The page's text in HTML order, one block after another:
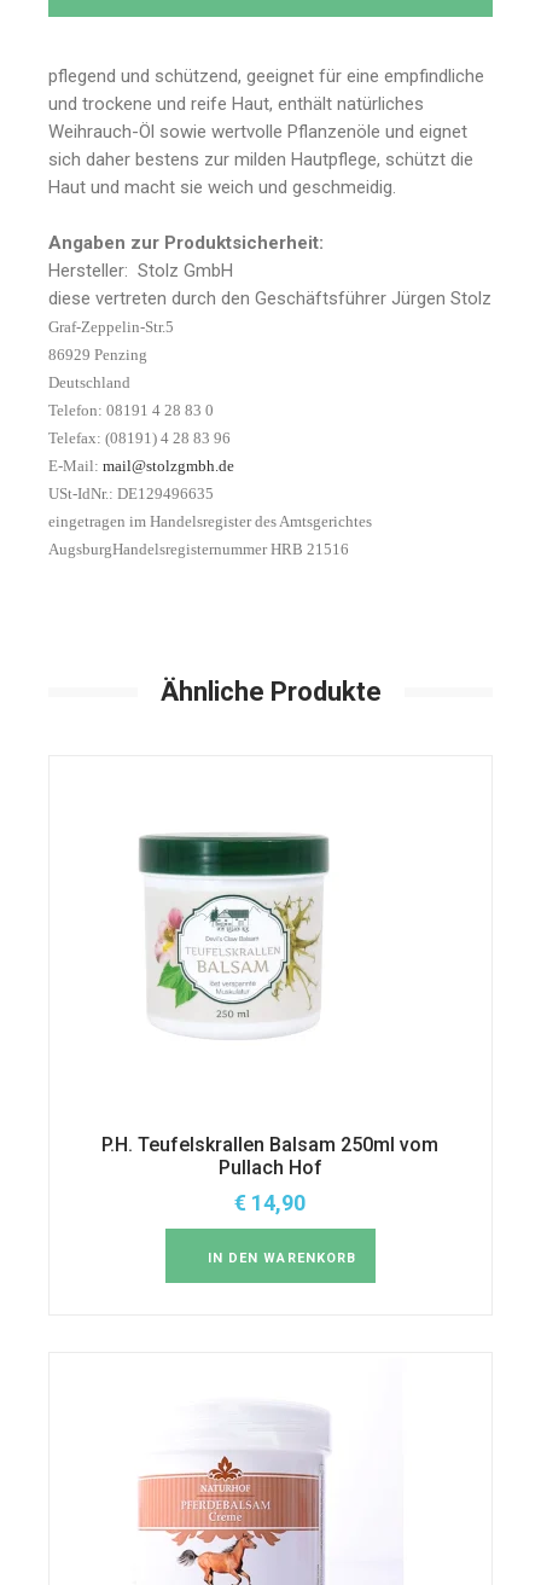
pflegend und schützend, geeignet für eine empfindliche
und trockene und reife Haut, enthält natürliches
Weihrauch-Öl sowie wertvolle Pflanzenöle und eignet
sich daher bestens zur milden Hautpflege, schützt die
Haut und macht sie weich und geschmeidig.
Angaben zur Produktsicherheit:
Hersteller: Stolz GmbH
diese vertreten durch den Geschäftsführer Jürgen Stolz
Graf-Zeppelin-Str.5
86929 Penzing
Deutschland
Telefon: 08191 4 28 83 0
Telefax: (08191) 4 28 83 96
E-Mail:mail@stolzgmbh.de
USt-IdNr.: DE129496635
eingetragen im Handelsregister des Amtsgerichtes
AugsburgHandelsregisternummer HRB 21516
Ähnliche Produkte
P.H. Teufelskrallen Balsam 250ml vom
Pullach Hof
€ 14,90
IN DEN WARENKORB